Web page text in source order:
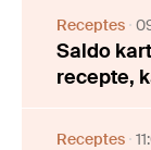
Receptes
Saldo
recepte,
Receptes